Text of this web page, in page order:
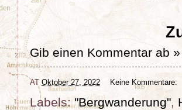
Gib einen Kommentar ab »
AT Oktober 27, 2022 Keine Kommentare:
Labels:"Bergwanderung",